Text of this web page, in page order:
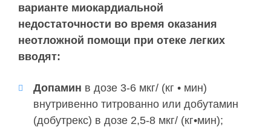
варианте миокардиальной
недостаточности во время оказания
неотложной помощи при отеке легких
вводят:
Допамин в дозе 3-6 мкг/ (кг • мин)
внутривенно титрованно или добутамин
(добутрекс) в дозе 2,5-8 мкг/ (кг•мин);